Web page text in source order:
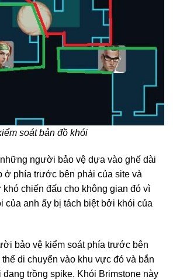
soát bản đồ khói
người bảo vệ dựa vào ghế dài
ở phía trước bên phải của site và
khó chiến đấu cho không gian đó vì
của anh ấy bị tách biệt bởi khói của
bảo vệ kiểm soát phía trước bên
di chuyển vào khu vực đó và bắn
trồng spike. Khói Brimstone này